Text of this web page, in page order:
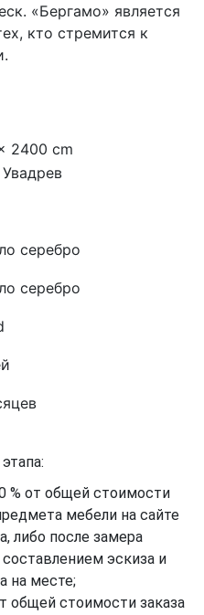
«Бергамо» является
кто стремится к
2400 cm
серебро
серебро
% от общей стоимости
мебели на сайте
либо после замера
эскиза и
на месте;
общей стоимости заказа